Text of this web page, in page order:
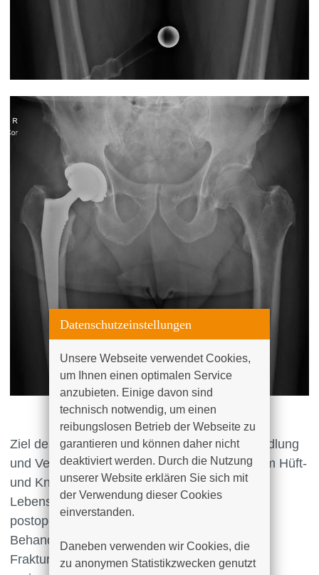
Ziel des Endoprothetikzentrums ist die Behandlung
und Versorgung von Patienten mit Arthrose am Hüft-
und Kniegelenk sowie die Verbesserung der
Lebensqualität bei gleichzeitiger Senkung der
postoperativen Komplikationsrate. Das
Behandlungsspektrum umfasst zusätzlich die
Frakturendoprothetik, die Versorgung
Datenschutzeinstellungen
Unsere Webseite verwendet Cookies,
um Ihnen einen optimalen Service
anzubieten. Einige davon sind
technisch notwendig, um einen
reibungslosen Betrieb der Webseite zu
garantieren und können daher nicht
deaktiviert werden. Durch die Nutzung
unserer Website erklären Sie sich mit
der Verwendung dieser Cookies
einverstanden.
Daneben verwenden wir Cookies, die
zu anonymen Statistikzwecken genutzt